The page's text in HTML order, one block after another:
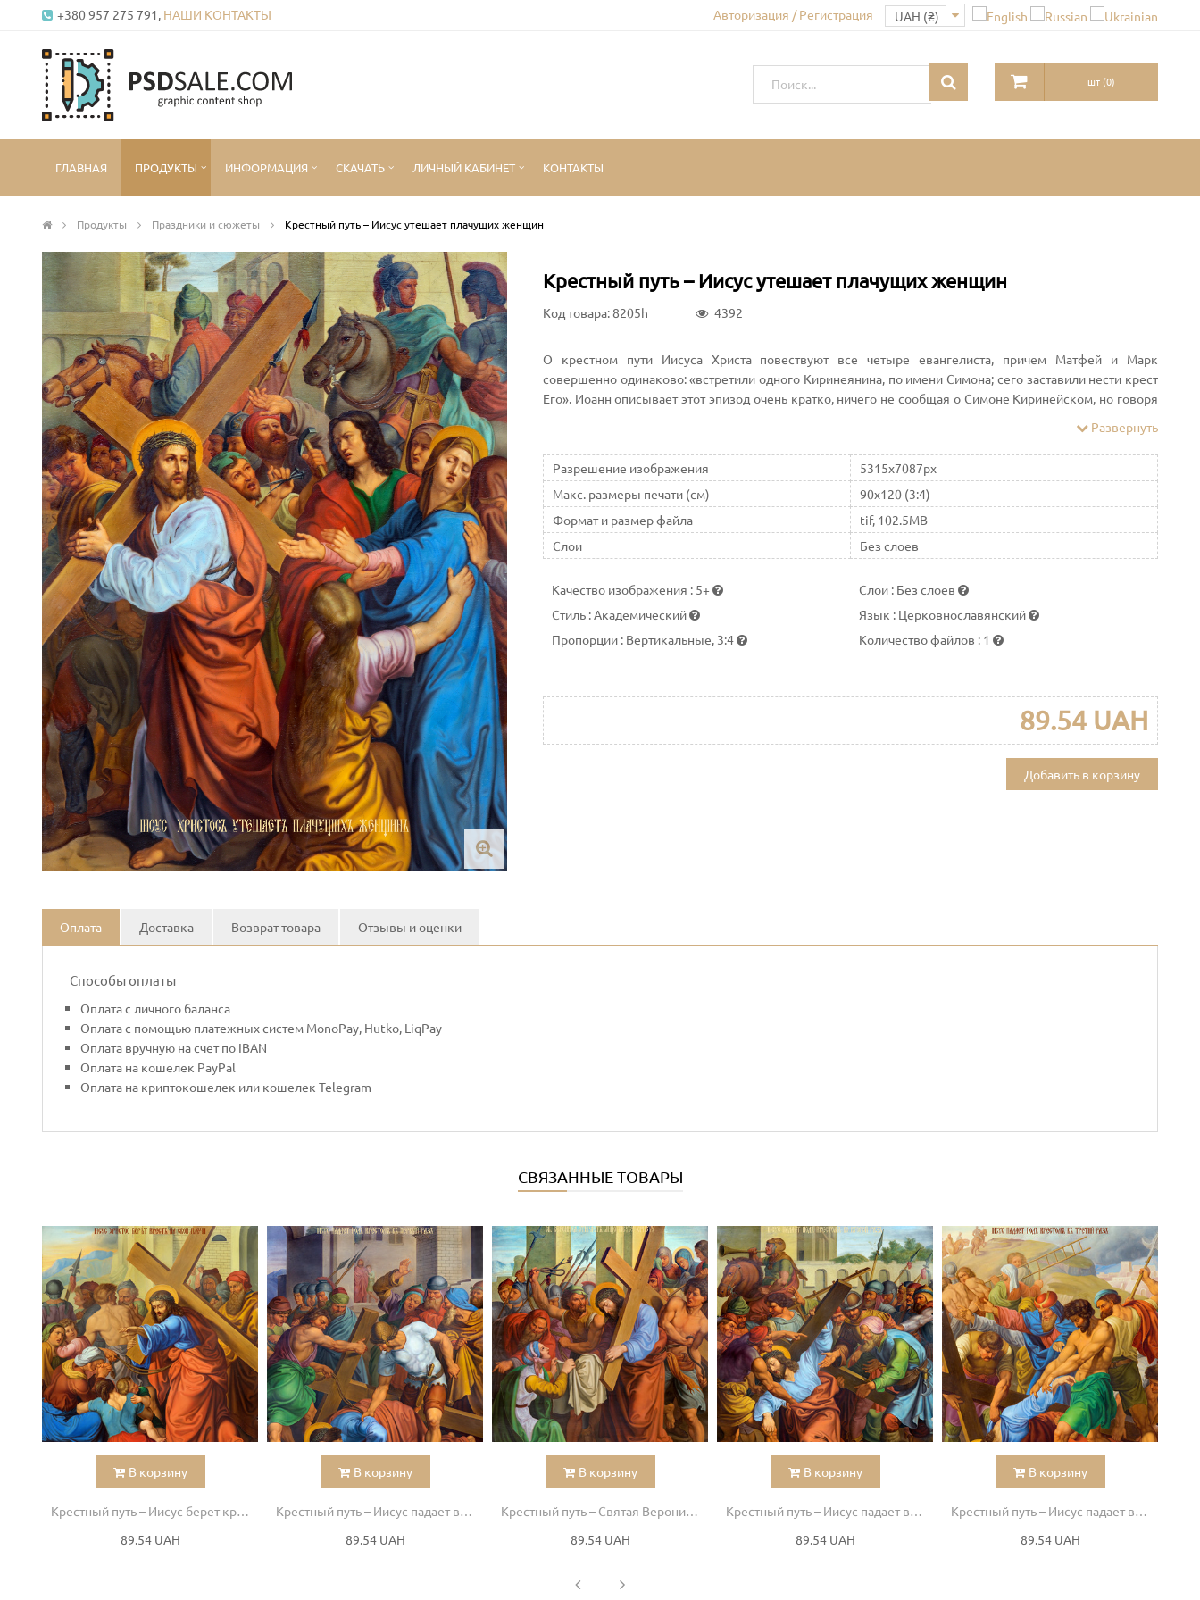
+380 957 275 791, НАШИ КОНТАКТЫ Авторизация / Регистрация
шт(0)
ГЛАВНАЯ ПРОДУКТЫ ИНФОРМАЦИЯ СКАЧАТЬ ЛИЧНЫЙ КАБИНЕТ КОНТАКТЫ
Продукты Праздники и сюжеты Крестный путь – Иисус утешает плачущих женщин
Крестный путь – Иисус утешает плачущих женщин
Код товара: 8205h 4392
О крестном пути Иисуса Христа повествуют все четыре евангелиста, причем Матфей и Марк
совершенно одинаково: «встретили одного Киринеянина, по имени Симона; сего заставили нести крест
Его». Иоанн описывает этот эпизод очень кратко, ничего не сообщая о Симоне Киринейском, но говоря
Развернуть
Разрешение изображения
5315x7087px
Макс. размеры печати (см)
90x120 (3:4)
Формат и размер файла
tif, 102.5MB
Слои
Без слоев
Качество изображения : 5+ Слои : Без слоев
Стиль : Академический Язык : Церковнославянский
Пропорции : Вертикальные, 3:4 Количество файлов : 1
89.54 UAH
Добавить в корзину
Оплата Доставка Возврат товара Отзывы и оценки
Способы оплаты
Оплата с личного баланса
Оплата с помощью платежных систем MonoPay, Hutko, LiqPay
Оплата вручную на счет по IBAN
Оплата на кошелек PayPal
Оплата на криптокошелек или кошелек Telegram
СВЯЗАННЫЕ ТОВАРЫ
В корзину
Крестный путь – Иисус берет крест на свои плечи
89.54 UAH
В корзину
Крестный путь – Иисус падает в первый раз
89.54 UAH
В корзину
Крестный путь – Святая Вероника отирает лицо Иисусу
89.54 UAH
В корзину
Крестный путь – Иисус падает во второй раз
89.54 UAH
В корзину
Крестный путь – Иисус падает в третий раз
89.54 UAH